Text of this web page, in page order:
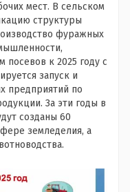
мест. В сельском
структуры
фуражных
посевов к 2025 году с
запуск и
предприятий по
За эти годы в
созданы 60
земледелия, а